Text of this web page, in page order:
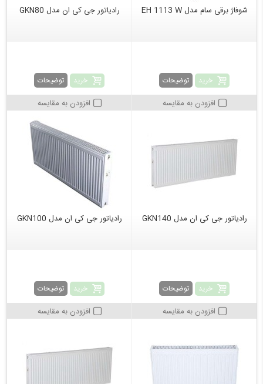
شوفاژ برقی سام مدل EH 1113 W
خرید توضیحات
افزودن به مقایسه
رادیاتور جی کی ان مدل GKN80
خرید توضیحات
افزودن به مقایسه
رادیاتور جی کی ان مدل GKN140
خرید توضیحات
افزودن به مقایسه
رادیاتور جی کی ان مدل GKN100
خرید توضیحات
افزودن به مقایسه